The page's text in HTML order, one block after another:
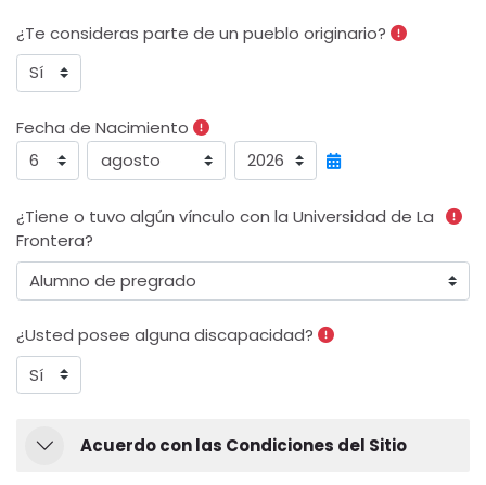
¿Te consideras parte de un pueblo originario?
Fecha de Nacimiento
Fecha de Nacimiento
Día Mes Año
¿Tiene o tuvo algún vínculo con la Universidad de La
Frontera?
¿Usted posee alguna discapacidad?
Acuerdo con las Condiciones del
Acuerdo con las Condiciones del Sitio
Acuerdo con las Condiciones del Sitio